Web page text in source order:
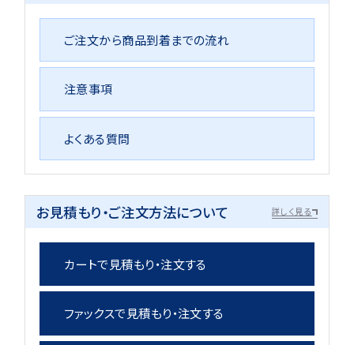
ご注文から商品到着までの流れ
注意事項
よくある質問
お見積もり・ご注文方法について 詳しく見る
カートで見積もり・注文する
ファックスで見積もり・注文する